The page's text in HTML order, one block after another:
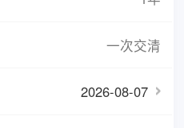
一次交清
2026-08-07